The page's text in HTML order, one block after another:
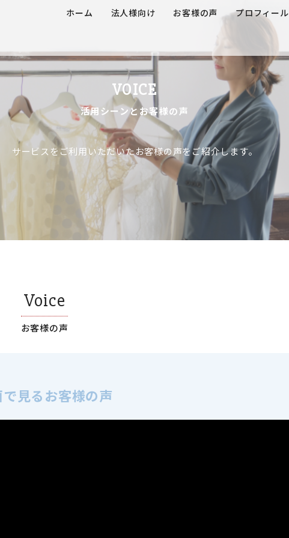
ホーム 法人様向け お客様の声 プロフィール
VOICE
活用シーンとお客様の声
サービスをご利用いただいたお客様の声をご紹介します。
Voice
お客様の声
見るお客様の声